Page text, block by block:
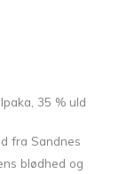
35 % uld
fra Sandnes
blødhed og